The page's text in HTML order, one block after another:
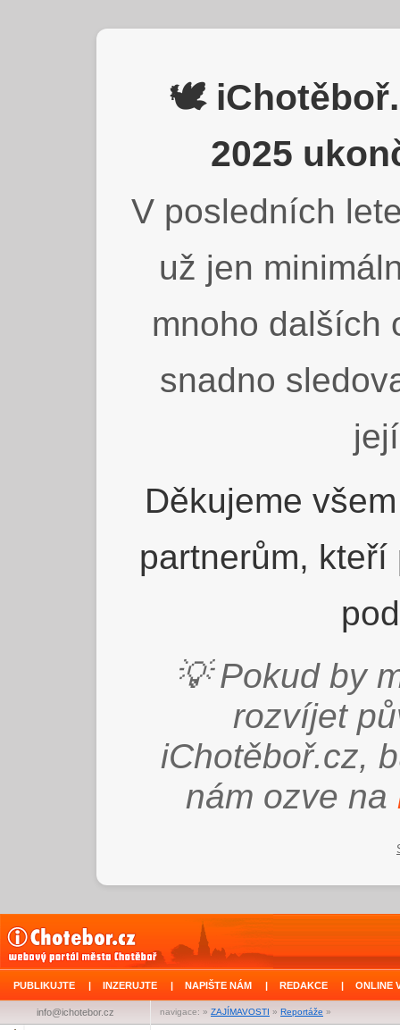
🕊️
2025
V posledních
už jen
mnoho dalších
snadno
Děkujeme
partnerům,
💡 Pokud by
rozvíjet
iChotěboř.cz,
nám ozve na
PUBLIKUJTE | INZERUJTE | NAPIŠTE NÁM | REDAKCE | ONLINE
navigace: » ZAJÍMAVOSTI » Reportáže »
info@ichotebor.cz